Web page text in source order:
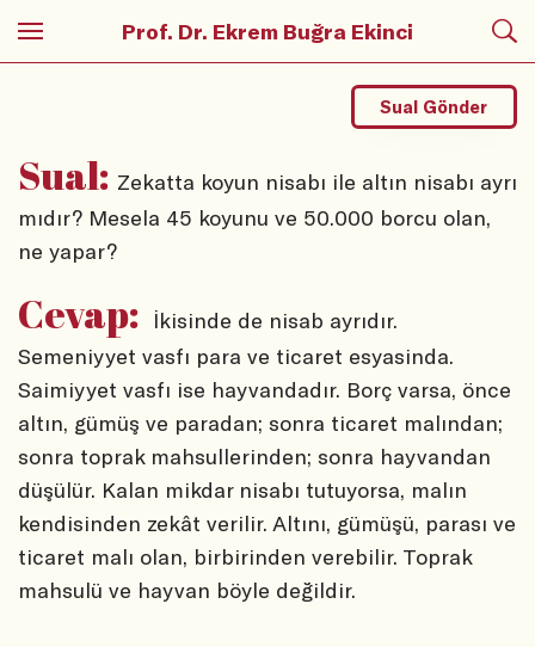
Prof. Dr. Ekrem Buğra Ekinci
Sual: Zekatta koyun nisabı ile altın nisabı ayrı
mıdır? Mesela 45 koyunu ve 50.000 borcu olan,
ne yapar?
Sual Gönder
Cevap:
İkisinde de nisab ayrıdır.
Semeniyyet vasfı para ve ticaret esyasinda.
Saimiyyet vasfı ise hayvandadır. Borç varsa, önce
altın, gümüş ve paradan; sonra ticaret malından;
sonra toprak mahsullerinden; sonra hayvandan
düşülür. Kalan mikdar nisabı tutuyorsa, malın
kendisinden zekât verilir. Altını, gümüşü, parası ve
ticaret malı olan, birbirinden verebilir. Toprak
mahsulü ve hayvan böyle değildir.